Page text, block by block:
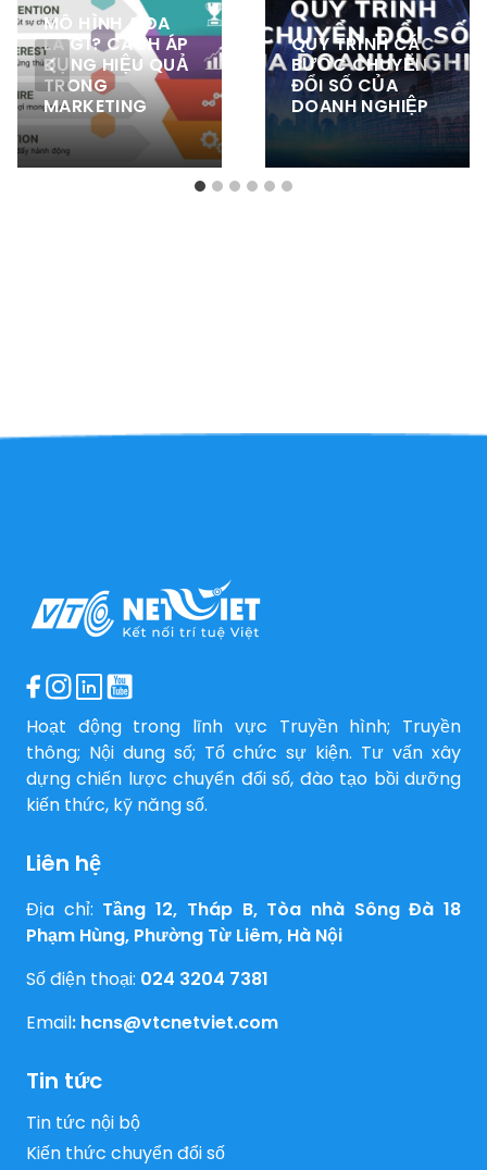
MÔ HÌNH AIDA
LÀ GÌ? CÁCH ÁP
DỤNG HIỆU QUẢ
TRONG
MARKETING
QUY TRÌNH CÁC
BƯỚC CHUYỂN
ĐỔI SỐ CỦA
DOANH NGHIỆP
Hoạt động trong lĩnh vực Truyền hình; Truyền
thông; Nội dung số; Tổ chức sự kiện. Tư vấn xây
dựng chiến lược chuyển đổi số, đào tạo bồi dưỡng
kiến thức, kỹ năng số.
Liên hệ
Địa chỉ: Tầng 12, Tháp B, Tòa nhà Sông Đà 18
Phạm Hùng, Phường Từ Liêm, Hà Nội
Số điện thoại: 024 3204 7381
Email: hcns@vtcnetviet.com
Tin tức
Tin tức nội bộ
Kiến thức chuyển đổi số